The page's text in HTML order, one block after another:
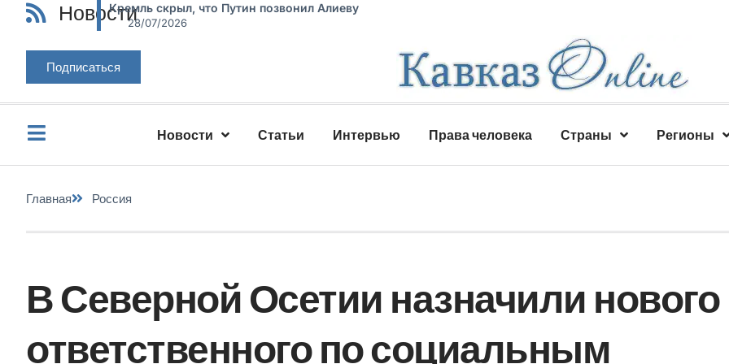
НовостиКремль скрыл, что Путин позвонил Алиеву
28/07/2026
Подписаться
Новости Статьи Интервью Права человека Страны Регионы
Главная Россия
В Северной Осетии назначили нового
ответственного по социальным